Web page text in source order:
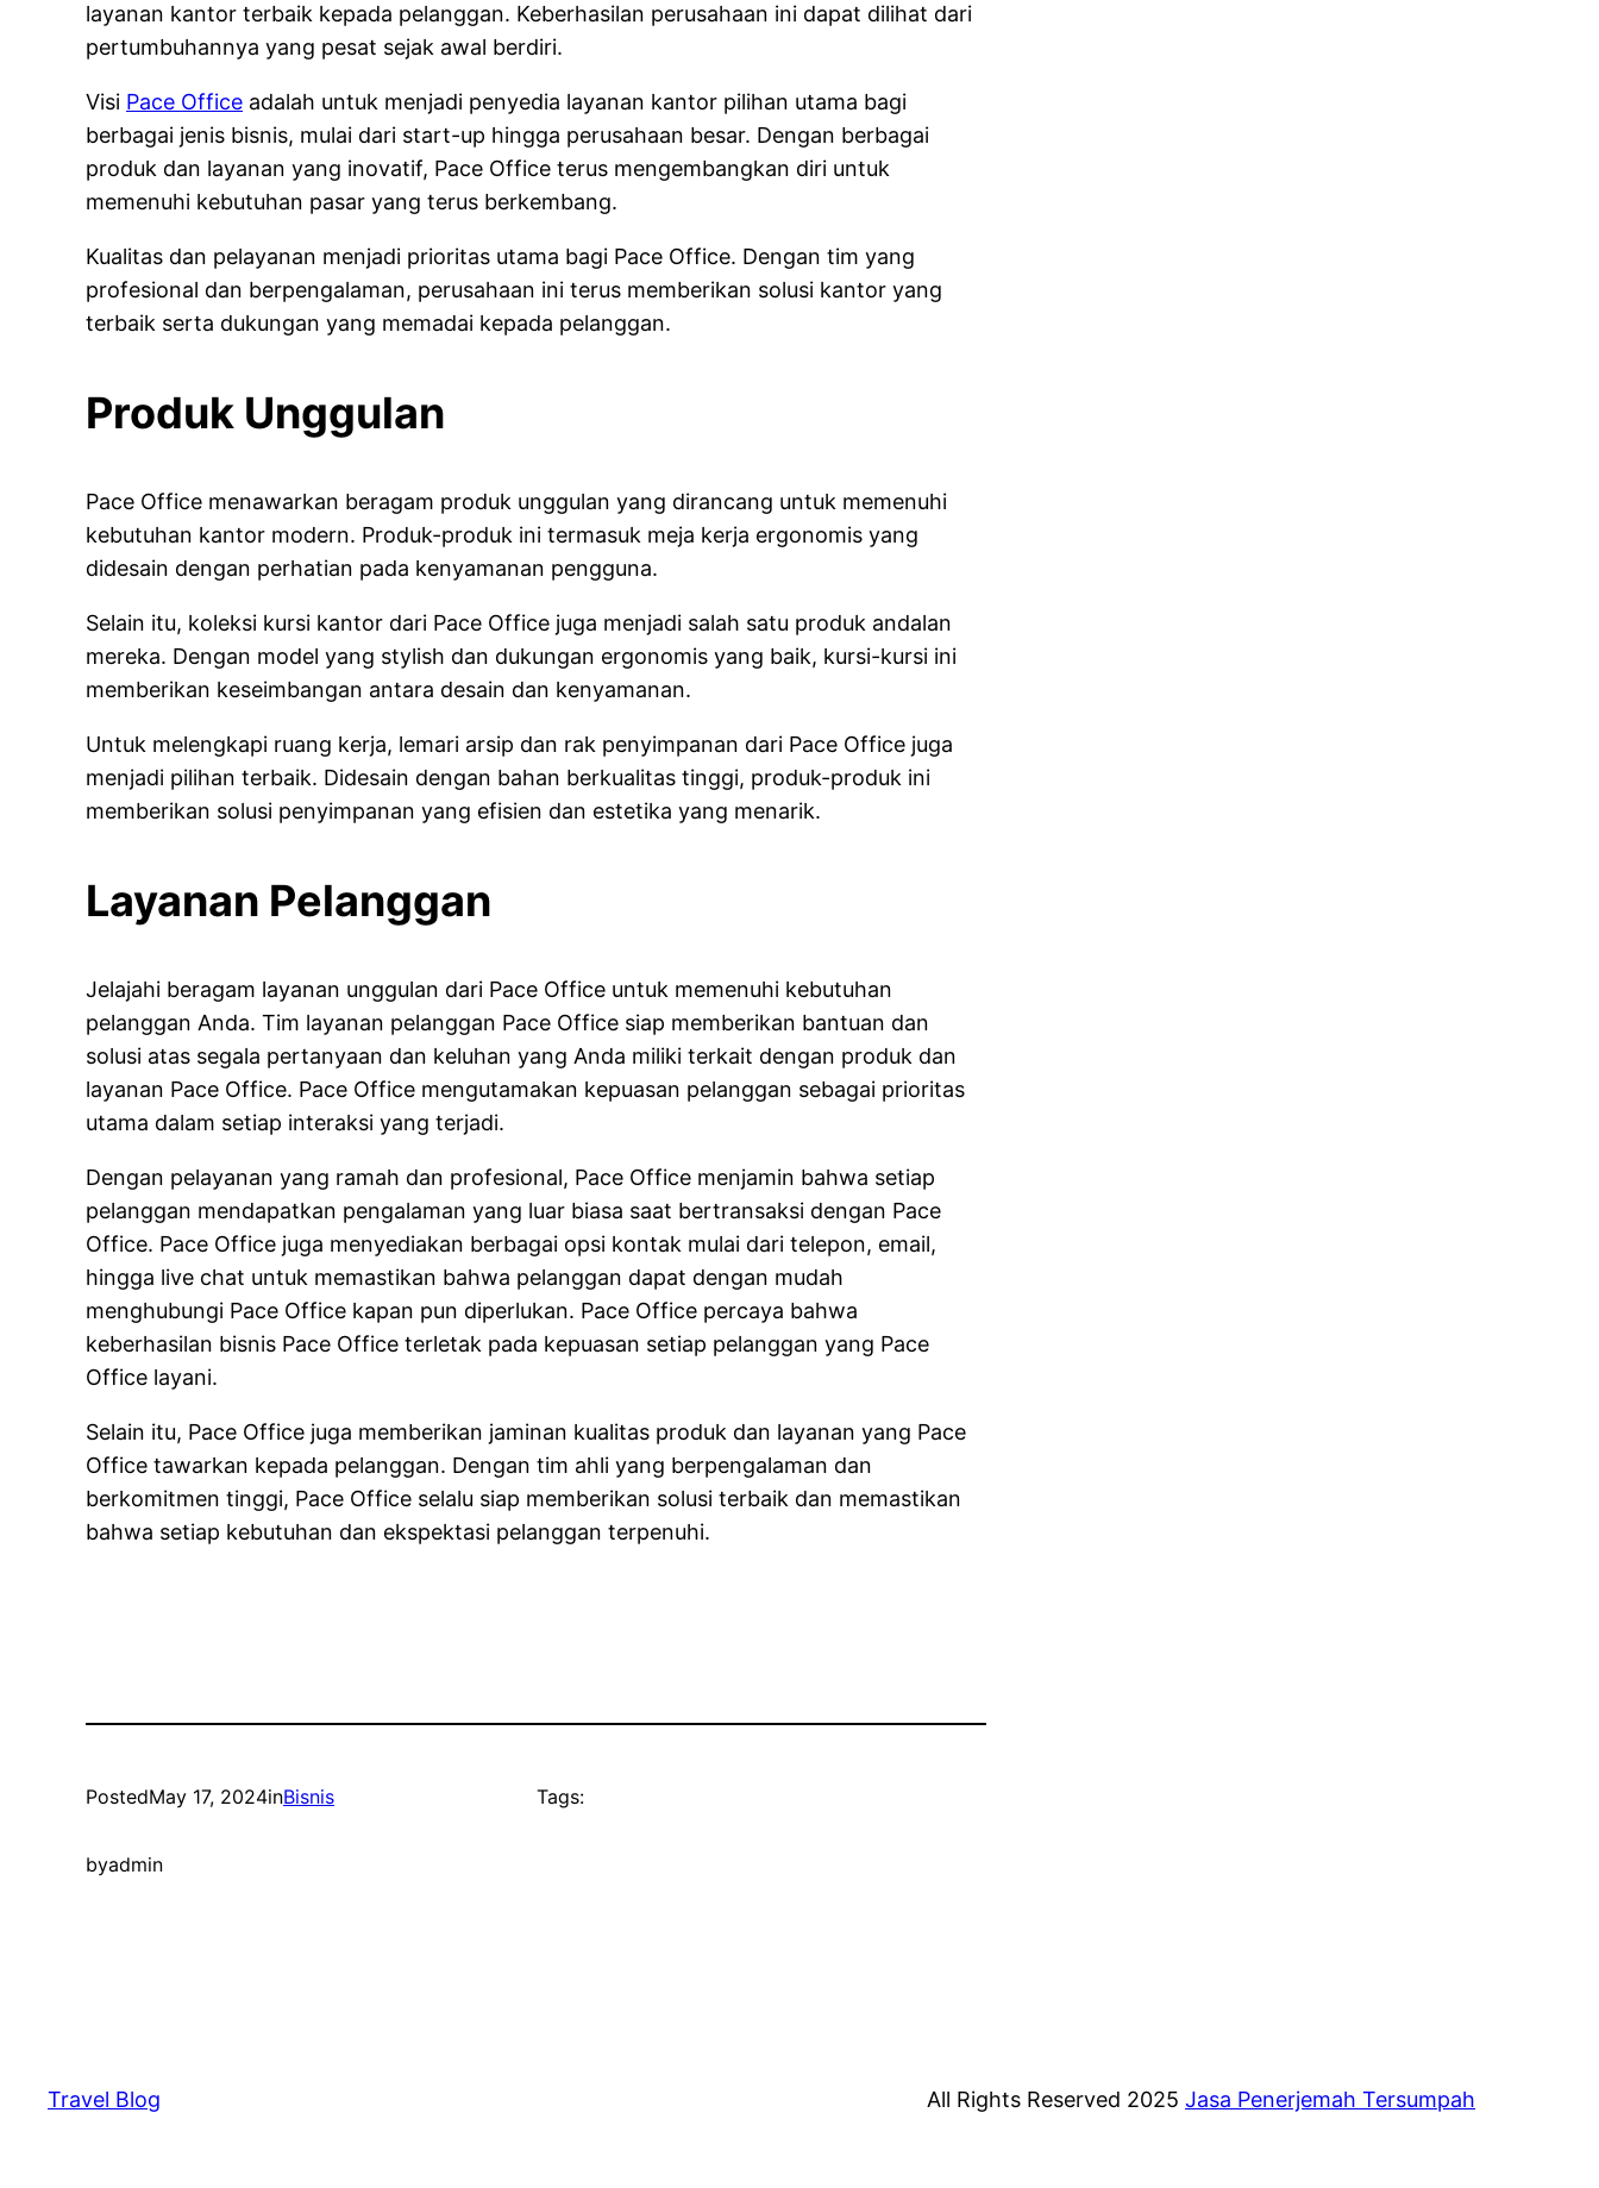
layanan kantor terbaik kepada pelanggan. Keberhasilan perusahaan ini dapat dilihat dari
pertumbuhannya yang pesat sejak awal berdiri.
Visi Pace Office adalah untuk menjadi penyedia layanan kantor pilihan utama bagi
berbagai jenis bisnis, mulai dari start-up hingga perusahaan besar. Dengan berbagai
produk dan layanan yang inovatif, Pace Office terus mengembangkan diri untuk
memenuhi kebutuhan pasar yang terus berkembang.
Kualitas dan pelayanan menjadi prioritas utama bagi Pace Office. Dengan tim yang
profesional dan berpengalaman, perusahaan ini terus memberikan solusi kantor yang
terbaik serta dukungan yang memadai kepada pelanggan.
Produk Unggulan
Pace Office menawarkan beragam produk unggulan yang dirancang untuk memenuhi
kebutuhan kantor modern. Produk-produk ini termasuk meja kerja ergonomis yang
didesain dengan perhatian pada kenyamanan pengguna.
Selain itu, koleksi kursi kantor dari Pace Office juga menjadi salah satu produk andalan
mereka. Dengan model yang stylish dan dukungan ergonomis yang baik, kursi-kursi ini
memberikan keseimbangan antara desain dan kenyamanan.
Untuk melengkapi ruang kerja, lemari arsip dan rak penyimpanan dari Pace Office juga
menjadi pilihan terbaik. Didesain dengan bahan berkualitas tinggi, produk-produk ini
memberikan solusi penyimpanan yang efisien dan estetika yang menarik.
Layanan Pelanggan
Jelajahi beragam layanan unggulan dari Pace Office untuk memenuhi kebutuhan
pelanggan Anda. Tim layanan pelanggan Pace Office siap memberikan bantuan dan
solusi atas segala pertanyaan dan keluhan yang Anda miliki terkait dengan produk dan
layanan Pace Office. Pace Office mengutamakan kepuasan pelanggan sebagai prioritas
utama dalam setiap interaksi yang terjadi.
Dengan pelayanan yang ramah dan profesional, Pace Office menjamin bahwa setiap
pelanggan mendapatkan pengalaman yang luar biasa saat bertransaksi dengan Pace
Office. Pace Office juga menyediakan berbagai opsi kontak mulai dari telepon, email,
hingga live chat untuk memastikan bahwa pelanggan dapat dengan mudah
menghubungi Pace Office kapan pun diperlukan. Pace Office percaya bahwa
keberhasilan bisnis Pace Office terletak pada kepuasan setiap pelanggan yang Pace
Office layani.
Selain itu, Pace Office juga memberikan jaminan kualitas produk dan layanan yang Pace
Office tawarkan kepada pelanggan. Dengan tim ahli yang berpengalaman dan
berkomitmen tinggi, Pace Office selalu siap memberikan solusi terbaik dan memastikan
bahwa setiap kebutuhan dan ekspektasi pelanggan terpenuhi.
PostedMay 17, 2024inBisnis
byadmin
Tags:
Travel Blog All Rights Reserved 2025 Jasa Penerjemah Tersumpah